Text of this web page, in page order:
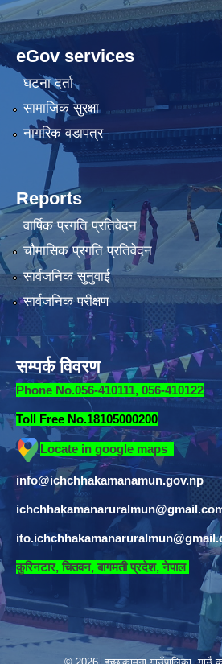
eGov services
घटना दर्ता
सामाजिक सुरक्षा
नागरिक वडापत्र
Reports
वार्षिक प्रगति प्रतिवेदन
चौमासिक प्रगति प्रतिवेदन
सार्वजनिक सुनुवाई
सार्वजनिक परीक्षण
सम्पर्क विवरण
Phone No.056-410111, 056-410122
Toll Free No.18105000200
Locate in google maps
info@ichchhakamanamun.gov.np
कुरिनटार, चितवन, बागमती प्रदेश, नेपाल